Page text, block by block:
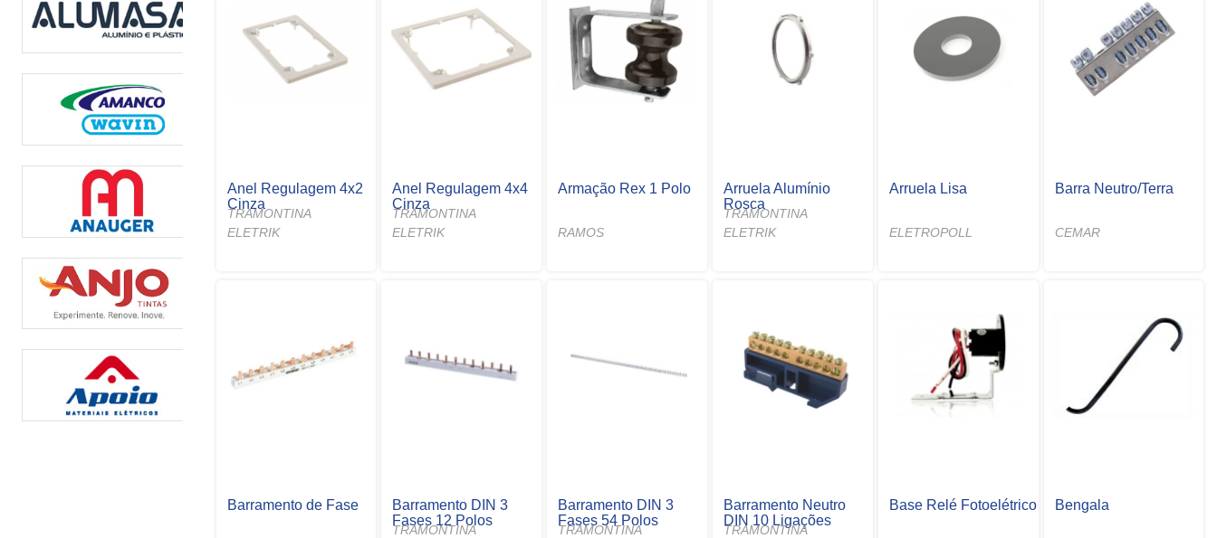
Anel Regulagem 4x2
Cinza
TRAMONTINA
ELETRIK
Anel Regulagem 4x4
Cinza
TRAMONTINA
ELETRIK
Armação Rex 1 Polo
RAMOS
Arruela Alumínio
Rosca
TRAMONTINA
ELETRIK
Arruela Lisa
ELETROPOLL
Barra Neutro/Terra
CEMAR
Barramento de Fase
Barramento DIN 3
Fases 12 Polos
TRAMONTINA
Barramento DIN 3
Fases 54 Polos
TRAMONTINA
Barramento Neutro
DIN 10 Ligações
TRAMONTINA
Base Relé Fotoelétrico Bengala